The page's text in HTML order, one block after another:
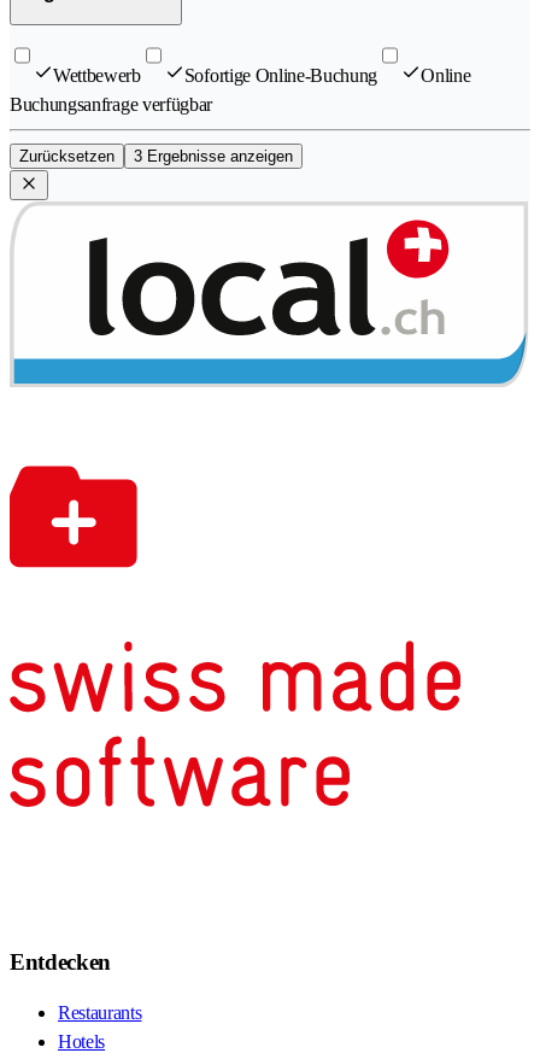
Wettbewerb Sofortige Online-Buchung
Online
Buchungsanfrage verfügbar
Zurücksetzen 3 Ergebnisse anzeigen
Entdecken
Restaurants
Hotels